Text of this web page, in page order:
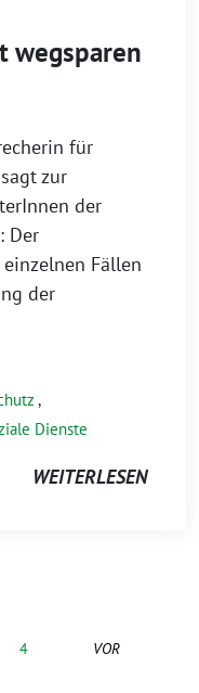
wegsparen
für
zur
der
Der
Fällen
der
,
Dienste
WEITERLESEN
4 VOR